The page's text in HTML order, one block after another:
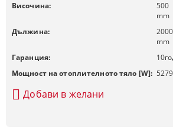
Височина:
500
mm
Дължина:
2000
mm
Гаранция:
10
Мощност на отоплителното тяло [W]: 5279
Добави в желани